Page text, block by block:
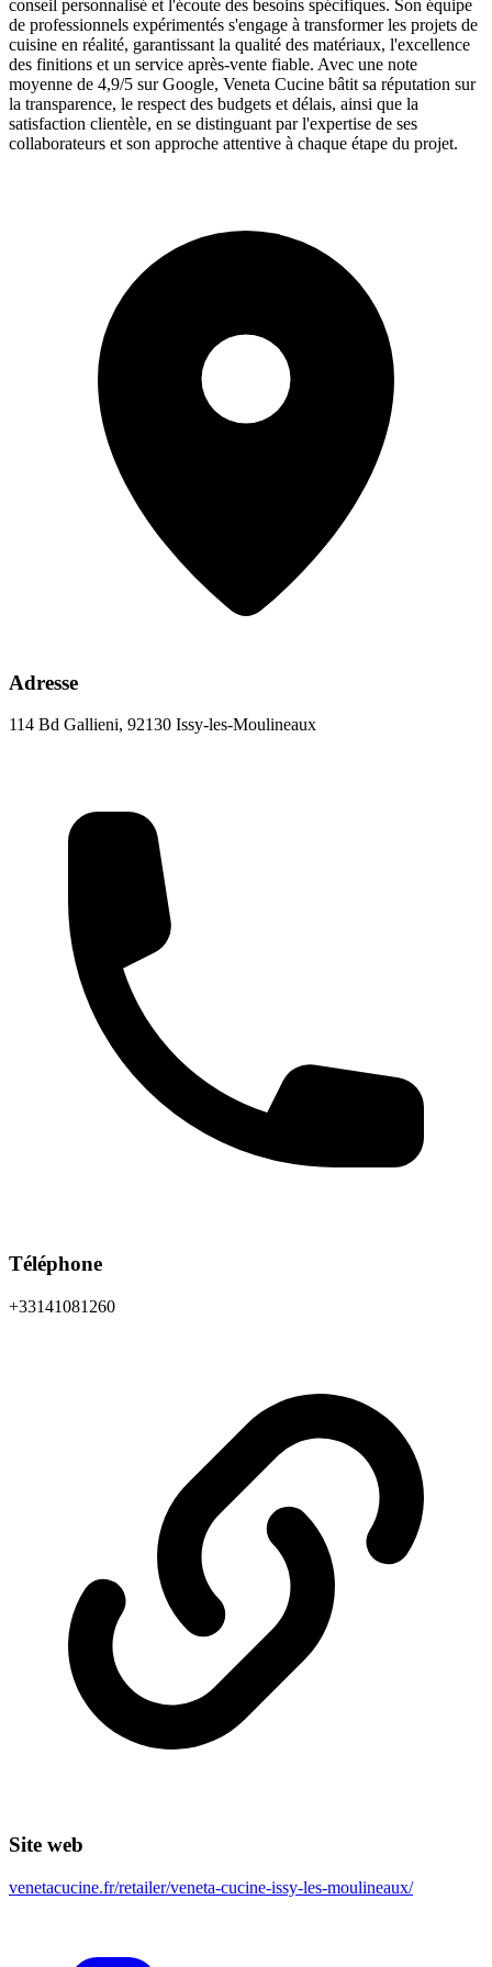
conseil personnalisé et l'écoute des besoins spécifiques. Son équipe
de professionnels expérimentés s'engage à transformer les projets de
cuisine en réalité, garantissant la qualité des matériaux, l'excellence
des finitions et un service après-vente fiable. Avec une note
moyenne de 4,9/5 sur Google, Veneta Cucine bâtit sa réputation sur
la transparence, le respect des budgets et délais, ainsi que la
satisfaction clientèle, en se distinguant par l'expertise de ses
collaborateurs et son approche attentive à chaque étape du projet.
Adresse
114 Bd Gallieni, 92130 Issy-les-Moulineaux
Téléphone
+33141081260
Site web
venetacucine.fr/retailer/veneta-cucine-issy-les-moulineaux/